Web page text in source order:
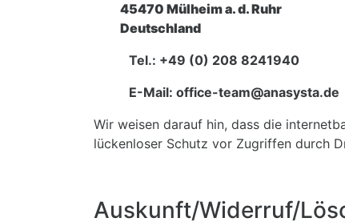
45470 Mülheim a. d. Ruhr
Deutschland
Tel.: +49 (0) 208 8241940
E-Mail: office-team@anasysta.de
Wir weisen darauf hin, dass die
lückenloser Schutz vor Zugriffen durch
Auskunft/Widerruf/